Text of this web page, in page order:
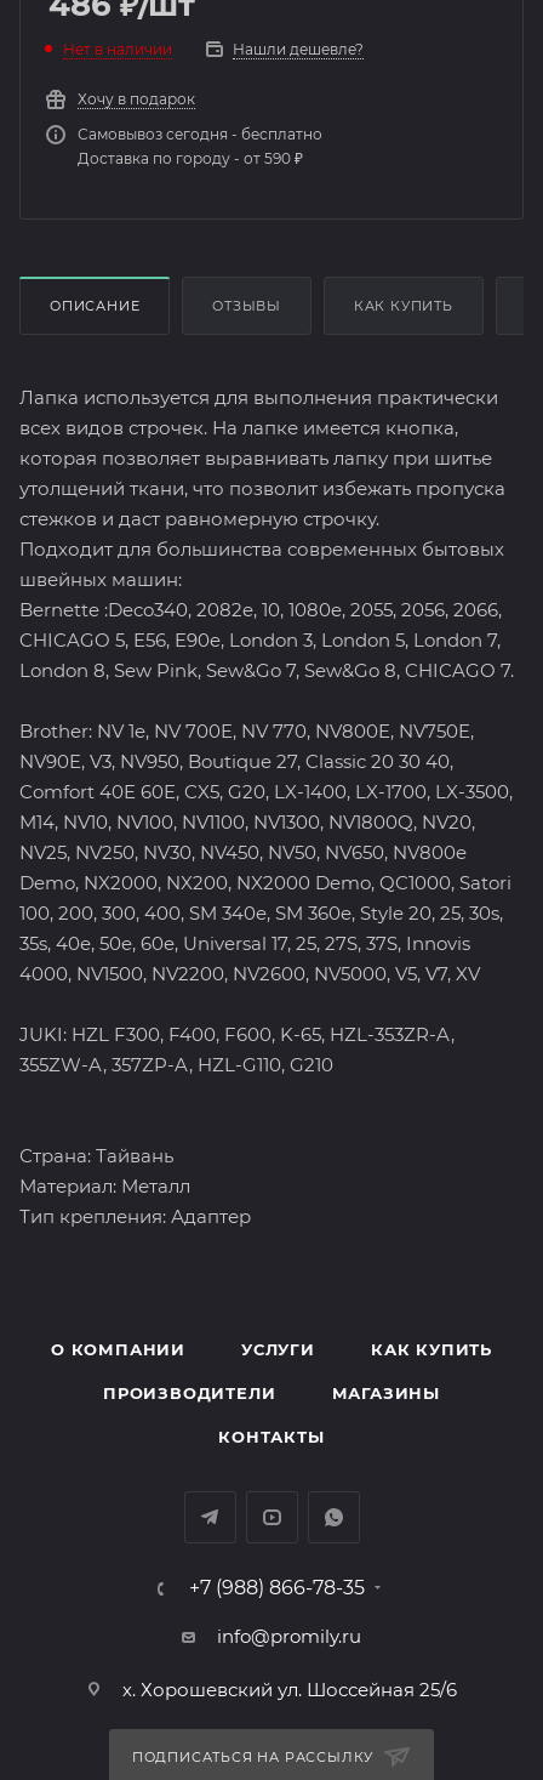
Нет в наличии Нашли дешевле?
Хочу в подарок
Самовывоз сегодня - бесплатно
Доставка по городу - от 590 ₽
ОПИСАНИЕ ОТЗЫВЫ КАК КУПИТЬ
Лапка используется для выполнения практически
всех видов строчек. На лапке имеется кнопка,
которая позволяет выравнивать лапку при шитье
утолщений ткани, что позволит избежать пропуска
стежков и даст равномерную строчку.
Подходит для большинства современных бытовых
швейных машин:
Bernette :Deco340, 2082e, 10, 1080e, 2055, 2056, 2066,
CHICAGO 5, E56, E90e, London 3, London 5, London 7,
London 8, Sew Pink, Sew&Go 7, Sew&Go 8, CHICAGO 7.
Brother: NV 1e, NV 700E, NV 770, NV800E, NV750E,
NV90E, V3, NV950, Boutique 27, Classic 20 30 40,
Comfort 40E 60E, CX5, G20, LX-1400, LX-1700, LX-3500,
M14, NV10, NV100, NV1100, NV1300, NV1800Q, NV20,
NV25, NV250, NV30, NV450, NV50, NV650, NV800e
Demo, NX2000, NX200, NX2000 Demo, QC1000, Satori
100, 200, 300, 400, SM 340e, SM 360e, Style 20, 25, 30s,
35s, 40e, 50e, 60e, Universal 17, 25, 27S, 37S, Innovis
4000, NV1500, NV2200, NV2600, NV5000, V5, V7, XV
JUKI: HZL F300, F400, F600, K-65, HZL-353ZR-A,
355ZW-A, 357ZP-A, HZL-G110, G210
Страна: Тайвань
Материал: Металл
Тип крепления: Адаптер
О КОМПАНИИ УСЛУГИ КАК КУПИТЬ
ПРОИЗВОДИТЕЛИ МАГАЗИНЫ
КОНТАКТЫ
+7 (988) 866-78-35
info@promily.ru
х. Хорошевский ул. Шоссейная 25/6
ПОДПИСАТЬСЯ НА РАССЫЛКУ